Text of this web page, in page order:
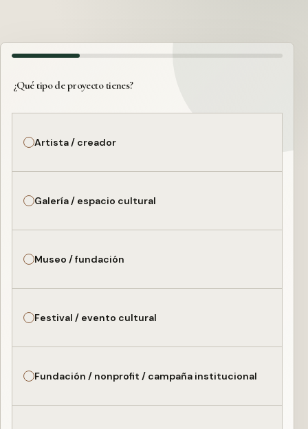
¿Qué tipo de proyecto tienes?
Artista / creador
Galería / espacio cultural
Museo / fundación
Festival / evento cultural
Fundación / nonprofit / campaña institucional